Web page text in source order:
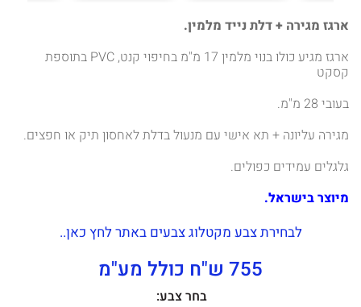
ארגז מגירה + דלת נייד מלמין.
ארגז מגיע כולו בנוי מלמין 17 מ"מ בחיפוי קנט, PVC בתוספת
קסקט
בעובי 28 מ"מ.
מגירה עליונה + תא אישי עם מנעול בדלת לאחסון תיק או חפצים.
גלגלים עמידים כפולים.
מיוצר בישראל.
לבחירת צבע מקטלוג צבעים באתר לחץ כאן..
755 ש"ח כולל מע"מ
בחר צבע: